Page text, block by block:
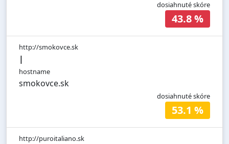
dosiahnuté skóre
43.8 %
http://smokovce.sk
|
hostname
smokovce.sk
dosiahnuté skóre
53.1 %
http://puroitaliano.sk